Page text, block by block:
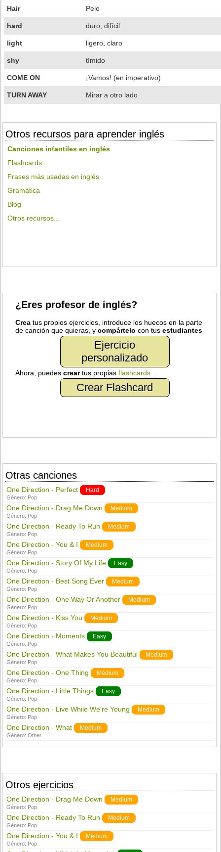
Hair Pelo
hard duro, difícil
light ligero, claro
shy tímido
COME ON ¡Vamos! (en imperativo)
TURN AWAY Mirar a otro lado
Otros recursos para aprender inglés
Canciones infantiles en inglés
Flashcards
Frases más usadas en inglés
Gramática
Blog
Otros recursos...
¿Eres profesor de inglés?
Crea tus propios ejercicios, introduce los huecos en la parte
de canción que quieras, ycompártelo con tusestudiantes
Ejercicio
personalizado
Ahora, puedescreartus propiasflashcards
Crear Flashcard
Otras canciones
One Direction - Perfect Hard
Género: Pop
One Direction - Drag Me Down Medium
Género: Pop
One Direction - Ready To Run Medium
Género: Pop
One Direction - You & I Medium
Género: Pop
One Direction - Story Of My Life Easy
Género: Pop
One Direction - Best Song Ever Medium
Género: Pop
One Direction - One Way Or Another Medium
Género: Pop
One Direction - Kiss You Medium
Género: Pop
One Direction - Moments Easy
Género: Pop
One Direction - What Makes You Beautiful Medium
Género: Pop
One Direction - One Thing Medium
Género: Pop
One Direction - Little Things Easy
Género: Pop
One Direction - Live While We're Young Medium
Género: Pop
One Direction - What Medium
Género:Other
Otros ejercicios
One Direction - Drag Me Down Medium
Género: Pop
One Direction - Ready To Run Medium
Género: Pop
One Direction - You & I Medium
Género: Pop